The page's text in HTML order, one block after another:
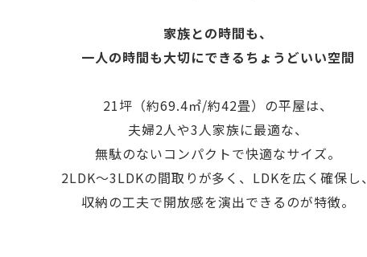
家族との時間も、
一人の時間も大切にできるちょうどいい空間
21坪（約69.4㎡/約42畳）の平屋は、
夫婦2人や3人家族に最適な、
無駄のないコンパクトで快適なサイズ。
2LDK〜3LDKの間取りが多く、LDKを広く確保し、
収納の工夫で開放感を演出できるのが特徴。